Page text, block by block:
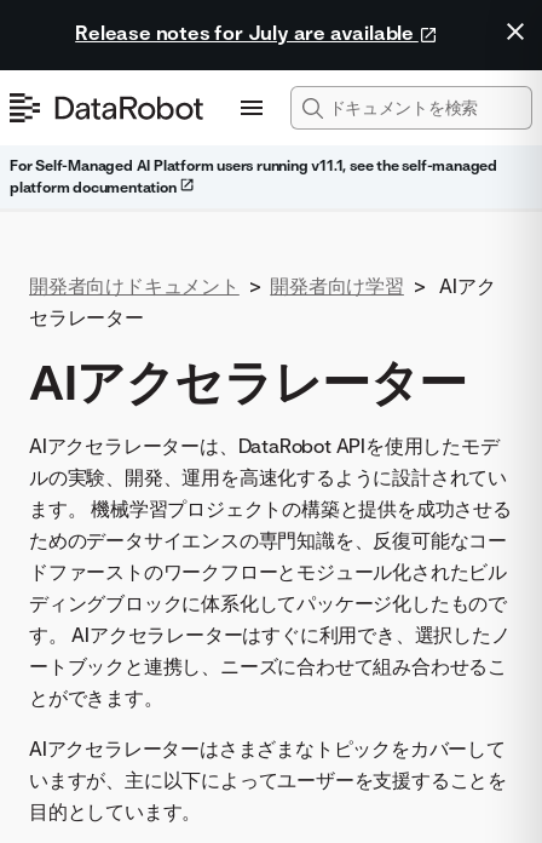
Release notes for July are available
For Self-Managed AI Platform users running v11.1, see the self-managed
platform documentation
開発者向けドキュメント > 開発者向け学習 >
AIアク
セラレーター
AIアクセラレーター
AIアクセラレーターは、DataRobot APIを使用したモデ
ルの実験、開発、運用を高速化するように設計されてい
ます。 機械学習プロジェクトの構築と提供を成功させる
ためのデータサイエンスの専門知識を、反復可能なコー
ドファーストのワークフローとモジュール化されたビル
ディングブロックに体系化してパッケージ化したもので
す。 AIアクセラレーターはすぐに利用でき、選択したノ
ートブックと連携し、ニーズに合わせて組み合わせるこ
とができます。
AIアクセラレーターはさまざまなトピックをカバーして
いますが、主に以下によってユーザーを支援することを
目的としています。